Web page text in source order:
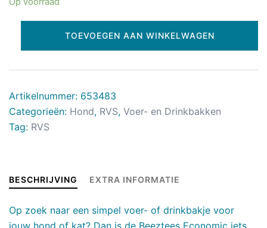
TOEVOEGEN AAN WINKELWAGEN
Artikelnummer: 653483
Categorieën: Hond, RVS, Voer- en Drinkbakken
Tag: RVS
BESCHRIJVING EXTRA INFORMATIE
Op zoek naar een simpel voer- of drinkbakje voor
jouw hond of kat? Dan is de Beeztees Economic iets